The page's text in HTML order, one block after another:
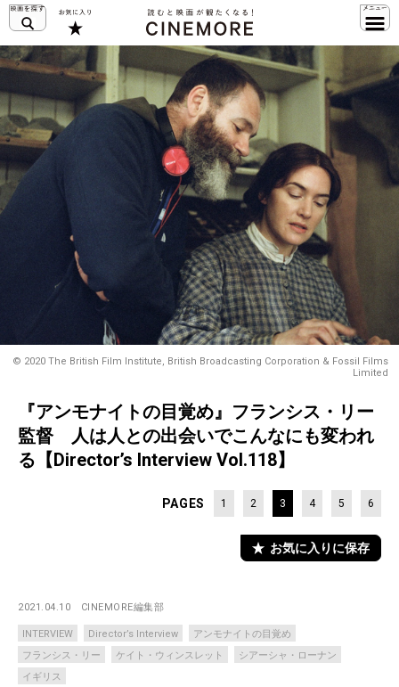
© 2020 The British Film Institute, British Broadcasting Corporation & Fossil Films
Limited
『アンモナイトの目覚め』フランシス・リー
監督 人は人との出会いでこんなにも変われ
る【Director’s Interview Vol.118】
PAGES 1 2 3 4 5 6
お気に入りに保存
2021.04.10 CINEMORE編集部
INTERVIEW Director’s Interview
アンモナイトの目覚め
フランシス・リー
ケイト・ウィンスレット
シアーシャ・ローナン
イギリス